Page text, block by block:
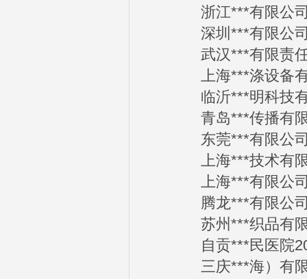
浙江***有限公司
深圳***有限公司
武汉***有限责任
上海***涤设备有
临沂***明科技有
青岛***传播有限
东莞***有限公司
上海***技术有限
上海***有限公司
腾龙***有限公司
苏州***织品有限
自贡***民医院
三庆***海）有限